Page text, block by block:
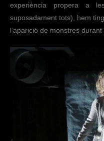
experiència propera a
suposadament tots), hem
l’aparició de monstres